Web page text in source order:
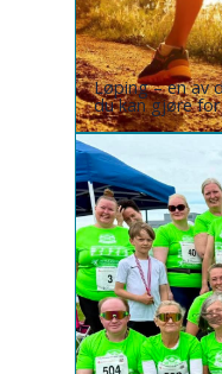
Løping – en av
du kan gjøre